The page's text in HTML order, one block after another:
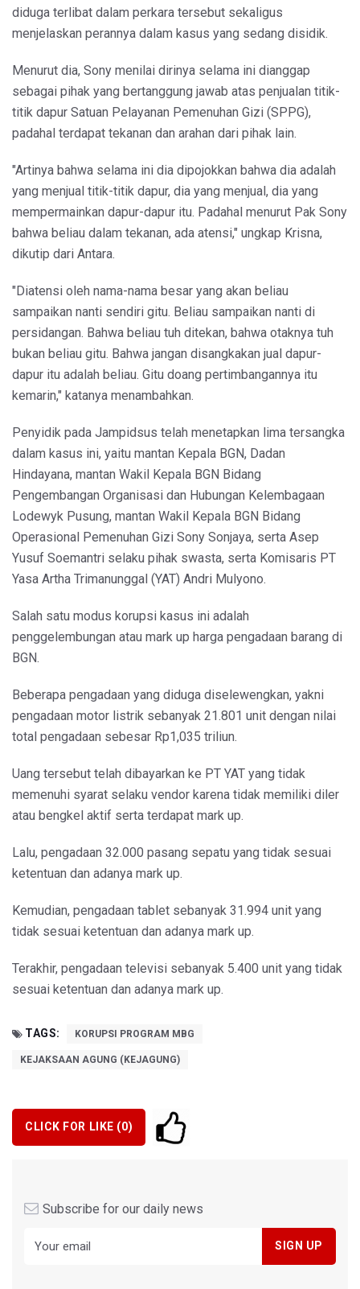
diduga terlibat dalam perkara tersebut sekaligus
menjelaskan perannya dalam kasus yang sedang disidik.
Menurut dia, Sony menilai dirinya selama ini dianggap
sebagai pihak yang bertanggung jawab atas penjualan titik-
titik dapur Satuan Pelayanan Pemenuhan Gizi (SPPG),
padahal terdapat tekanan dan arahan dari pihak lain.
"Artinya bahwa selama ini dia dipojokkan bahwa dia adalah
yang menjual titik-titik dapur, dia yang menjual, dia yang
mempermainkan dapur-dapur itu. Padahal menurut Pak Sony
bahwa beliau dalam tekanan, ada atensi," ungkap Krisna,
dikutip dari Antara.
"Diatensi oleh nama-nama besar yang akan beliau
sampaikan nanti sendiri gitu. Beliau sampaikan nanti di
persidangan. Bahwa beliau tuh ditekan, bahwa otaknya tuh
bukan beliau gitu. Bahwa jangan disangkakan jual dapur-
dapur itu adalah beliau. Gitu doang pertimbangannya itu
kemarin," katanya menambahkan.
Penyidik pada Jampidsus telah menetapkan lima tersangka
dalam kasus ini, yaitu mantan Kepala BGN, Dadan
Hindayana, mantan Wakil Kepala BGN Bidang
Pengembangan Organisasi dan Hubungan Kelembagaan
Lodewyk Pusung, mantan Wakil Kepala BGN Bidang
Operasional Pemenuhan Gizi Sony Sonjaya, serta Asep
Yusuf Soemantri selaku pihak swasta, serta Komisaris PT
Yasa Artha Trimanunggal (YAT) Andri Mulyono.
Salah satu modus korupsi kasus ini adalah
penggelembungan atau mark up harga pengadaan barang di
BGN.
Beberapa pengadaan yang diduga diselewengkan, yakni
pengadaan motor listrik sebanyak 21.801 unit dengan nilai
total pengadaan sebesar Rp1,035 triliun.
Uang tersebut telah dibayarkan ke PT YAT yang tidak
memenuhi syarat selaku vendor karena tidak memiliki diler
atau bengkel aktif serta terdapat mark up.
Lalu, pengadaan 32.000 pasang sepatu yang tidak sesuai
ketentuan dan adanya mark up.
Kemudian, pengadaan tablet sebanyak 31.994 unit yang
tidak sesuai ketentuan dan adanya mark up.
Terakhir, pengadaan televisi sebanyak 5.400 unit yang tidak
sesuai ketentuan dan adanya mark up.
TAGS: KORUPSI PROGRAM MBG
KEJAKSAAN AGUNG (KEJAGUNG)
CLICK FOR LIKE (0)
Subscribe for our daily news